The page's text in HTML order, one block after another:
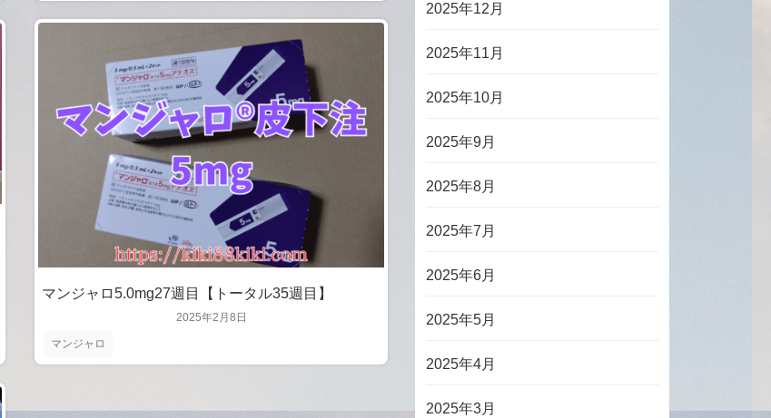
マンジャロ
2025年2月8日
マンジャロ5.0mg27週目【トータル35週目】
2025年12月
2025年11月
2025年10月
2025年9月
2025年8月
2025年7月
2025年6月
2025年5月
2025年4月
2025年3月